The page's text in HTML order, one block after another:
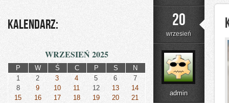
20
wrzesień
admin
Kalendarz:
WRZESIEŃ 2025
P W Ś C P S
N
1
2 3 4 5 6
7
8
9 10 11 12 13
14
15
16 17 18 19 20
21